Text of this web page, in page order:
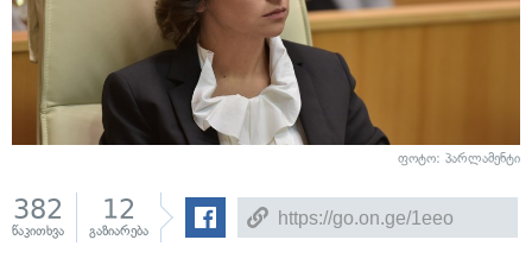
ფოტო: პარლამენტი
382
წაკითხვა
12
გაზიარება